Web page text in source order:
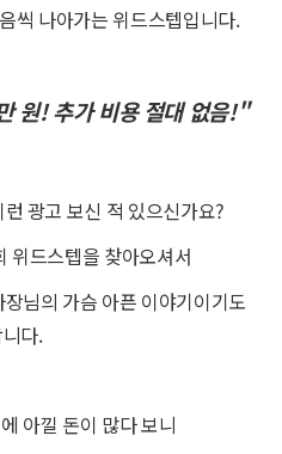
씩 나아가는 위드스텝입니다.
원! 추가 비용 절대 없음!"
광고 보신 적 있으신가요?
위드스텝을 찾아오셔서
님의 가슴 아픈 이야기이기도
다.
아낄 돈이 많다 보니